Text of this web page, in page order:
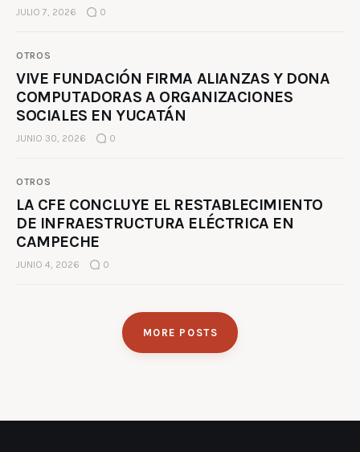
JULIO 7, 2026 0
OTROS
VIVE FUNDACIÓN FIRMA ALIANZAS Y DONA
COMPUTADORAS A ORGANIZACIONES
SOCIALES EN YUCATÁN
JUNIO 30, 2026 0
OTROS
LA CFE CONCLUYE EL RESTABLECIMIENTO
DE INFRAESTRUCTURA ELÉCTRICA EN
CAMPECHE
JUNIO 4, 2026 0
MORE POSTS